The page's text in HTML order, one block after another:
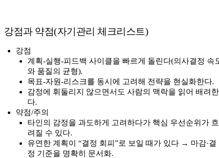
강점과 약점(자기관리 체크리스트)
강점
계획-실행-피드백 사이클을 빠르게 돌린다(의사결정 속
와 품질의 균형).
목표-자원-리스크를 동시에 고려해 전략을 현실화한다.
감정에 휘둘리지 않으면서도 사람의 맥락을 읽어 배려한
다.
약점/주의
타인의 감정을 과도하게 고려하다가 핵심 우선순위가 흐
려질 수 있다.
유연한 계획이 “결정 회피”로 보일 때가 있다 → 마감·결
정 기준을 명확히 문서화.